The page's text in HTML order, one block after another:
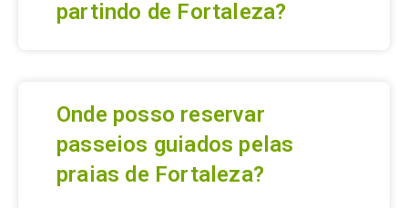
partindo de Fortaleza?
Onde posso reservar
passeios guiados pelas
praias de Fortaleza?